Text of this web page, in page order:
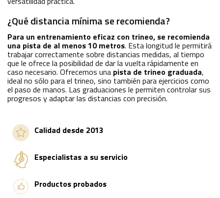
¿Qué distancia mínima se recomienda?
Para un entrenamiento eficaz con trineo, se recomienda
una pista de al menos 10 metros. Esta longitud le permitirá
trabajar correctamente sobre distancias medidas, al tiempo
que le ofrece la posibilidad de dar la vuelta rápidamente en
caso necesario. Ofrecemos una pista de trineo graduada,
ideal no sólo para el trineo, sino también para ejercicios como
el paso de manos. Las graduaciones le permiten controlar sus
progresos y adaptar las distancias con precisión.
Calidad desde 2013
Especialistas a su servicio
Productos probados